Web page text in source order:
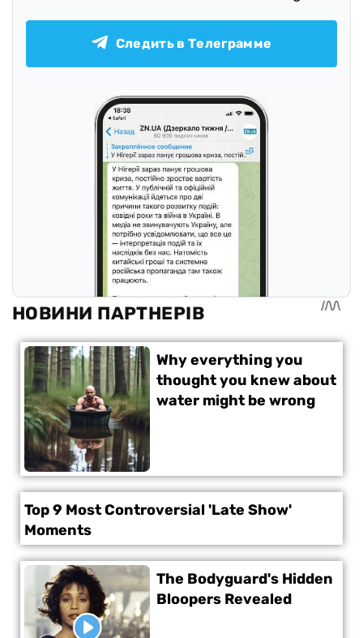
Следить в Телеграмме